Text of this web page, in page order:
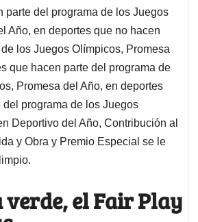
parte del programa de los Juegos
Año, en deportes que no hacen
los Juegos Olímpicos, Promesa
que hacen parte del programa de
Promesa del Año, en deportes
programa de los Juegos
Deportivo del Año, Contribución al
y Obra y Premio Especial se le
el Fair Play